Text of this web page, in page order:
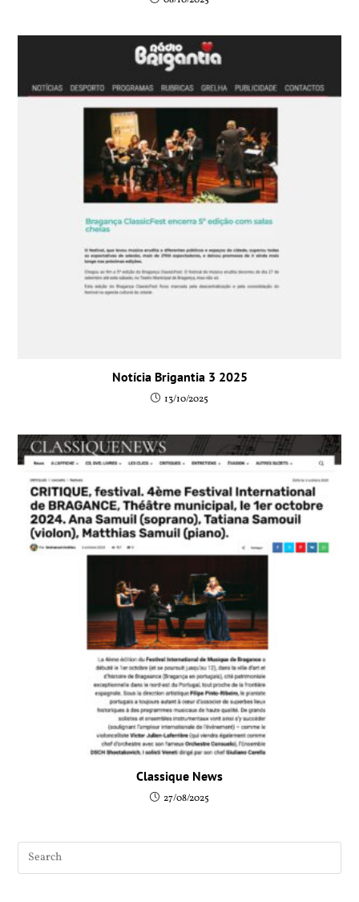
Notícia Brigantia 3 2025
13/10/2025
Classique News
27/08/2025